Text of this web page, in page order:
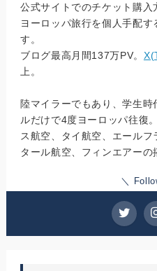
公式サイトでのチケット購入
ヨーロッパ旅行を個人手配す
す。
ブログ最高月間137万PV。
上。
陸マイラーでもあり、学生
ルだけで4度ヨーロッパ往復
ス航空、タイ航空、エール
タール航空、フィンエアーの
＼